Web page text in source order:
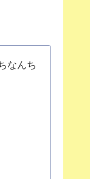
なんち